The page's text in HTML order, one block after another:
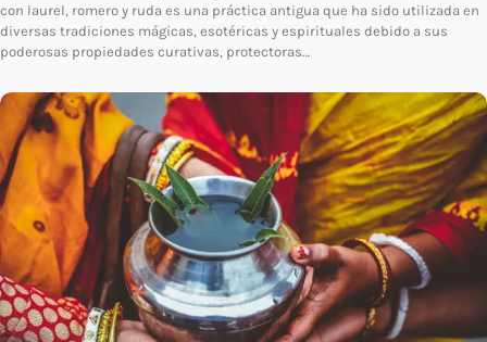
con laurel, romero y ruda es una práctica antigua que ha sido utilizada en
diversas tradiciones mágicas, esotéricas y espirituales debido a sus
poderosas propiedades curativas, protectoras…